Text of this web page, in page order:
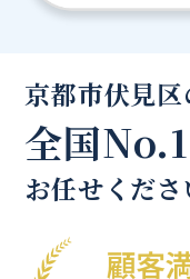
京都市伏見
全国No.1
お任せくださ